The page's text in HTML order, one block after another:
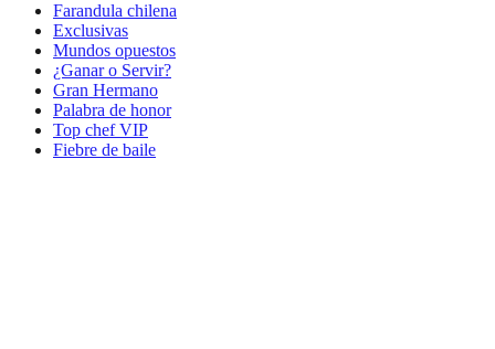
Farandula chilena
Exclusivas
Mundos opuestos
¿Ganar o Servir?
Gran Hermano
Palabra de honor
Top chef VIP
Fiebre de baile